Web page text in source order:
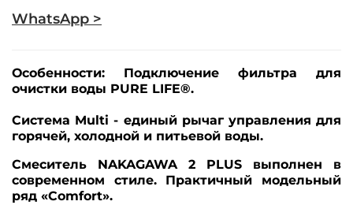
WhatsApp >
Особенности: Подключение фильтра для
очистки воды PURE LIFE®.
Система Multi - единый рычаг управления для
горячей, холодной и питьевой воды.
Смеситель NAKAGAWA 2 PLUS выполнен в
современном стиле. Практичный модельный
ряд «Comfort».